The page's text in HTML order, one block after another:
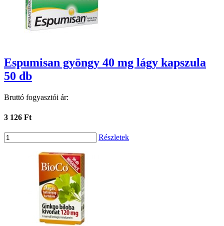
Espumisan gyöngy 40 mg lágy kapszula
50 db
Bruttó fogyasztói ár:
3 126 Ft
Részletek